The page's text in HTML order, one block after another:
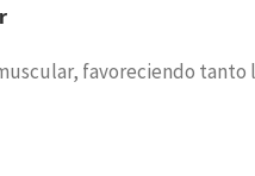
favoreciendo